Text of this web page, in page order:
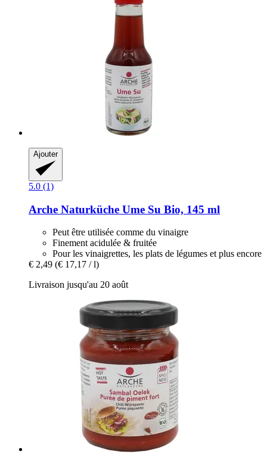
Ajouter
5.0 (1)
Arche Naturküche Ume Su Bio, 145 ml
Peut être utilisée comme du vinaigre
Finement acidulée & fruitée
Pour les vinaigrettes, les plats de légumes et plus encore
€ 2,49 (€ 17,17 / l)
Livraison jusqu'au 20 août